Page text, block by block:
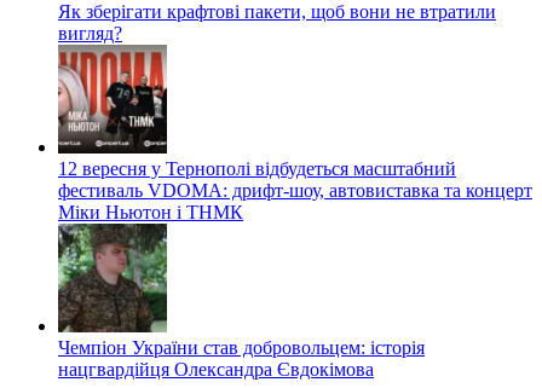
Як зберігати крафтові пакети, щоб вони не втратили
вигляд?
12 вересня у Тернополі відбудеться масштабний
фестиваль VDOMA: дрифт-шоу, автовиставка та концерт
Міки Ньютон і ТНМК
Чемпіон України став добровольцем: історія
нацгвардійця Олександра Євдокімова